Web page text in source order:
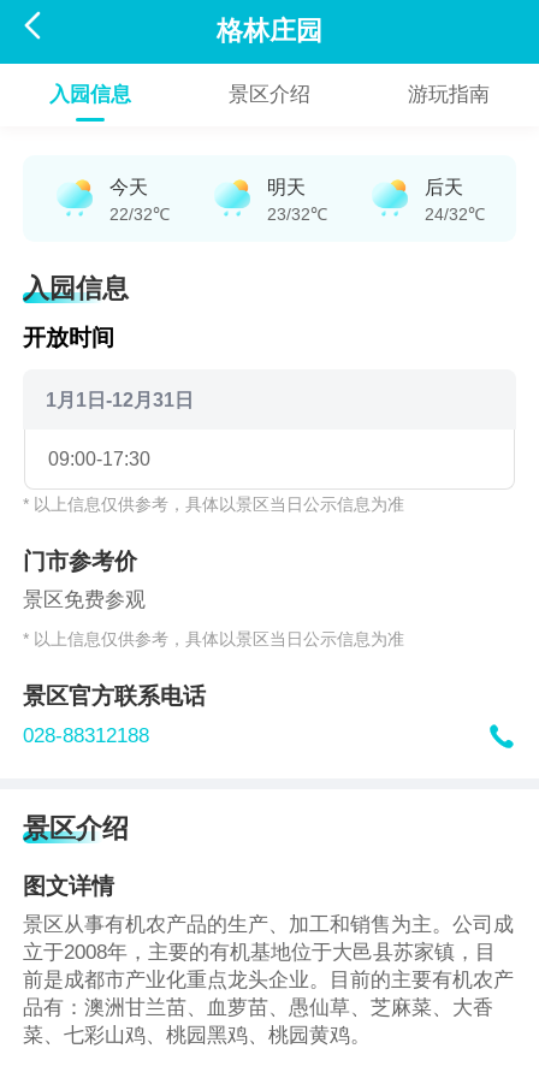
 格林庄园
入园信息 景区介绍 游玩指南
今天
22/32℃
明天
23/32℃
后天
24/32℃
入园信息
开放时间
1月1日-12月31日
09:00-17:30
* 以上信息仅供参考，具体以景区当日公示信息为准
门市参考价
景区免费参观
* 以上信息仅供参考，具体以景区当日公示信息为准
景区官方联系电话
028-88312188 
景区介绍
图文详情
景区从事有机农产品的生产、加工和销售为主。公司成
立于2008年，主要的有机基地位于大邑县苏家镇，目
前是成都市产业化重点龙头企业。目前的主要有机农产
品有：澳洲甘兰苗、血萝苗、愚仙草、芝麻菜、大香
菜、七彩山鸡、桃园黑鸡、桃园黄鸡。